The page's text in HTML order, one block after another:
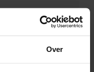
Over
eerst rustig vóórdat
bij uw wensen
sample